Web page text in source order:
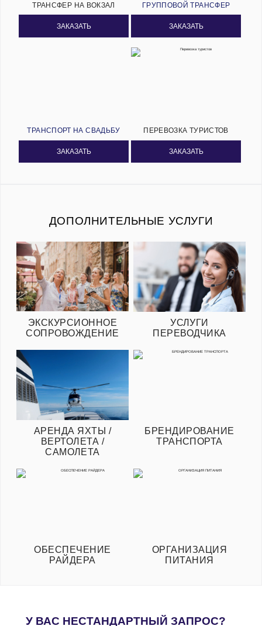
ТРАНСФЕР НА ВОКЗАЛ
ЗАКАЗАТЬ
ГРУППОВОЙ ТРАНСФЕР
ЗАКАЗАТЬ
ТРАНСПОРТ НА СВАДЬБУ
ЗАКАЗАТЬ
ПЕРЕВОЗКА ТУРИСТОВ
ЗАКАЗАТЬ
ДОПОЛНИТЕЛЬНЫЕ УСЛУГИ
ЭКСКУРСИОННОЕ
СОПРОВОЖДЕНИЕ
УСЛУГИ
ПЕРЕВОДЧИКА
АРЕНДА ЯХТЫ /
ВЕРТОЛЕТА /
САМОЛЕТА
БРЕНДИРОВАНИЕ
ТРАНСПОРТА
ОБЕСПЕЧЕНИЕ
РАЙДЕРА
ОРГАНИЗАЦИЯ
ПИТАНИЯ
У ВАС НЕСТАНДАРТНЫЙ ЗАПРОС?